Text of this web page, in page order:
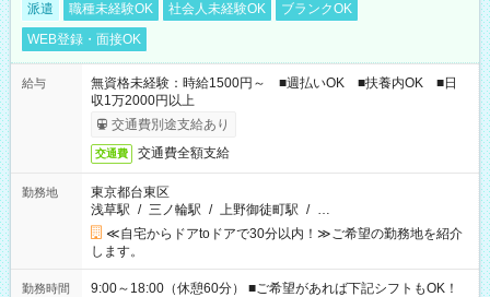
派遣 職種未経験OK 社会人未経験OK
ブランクOK
WEB登録・面接OK
給与
無資格未経験：時給1500円～ ■週払いOK ■扶養内OK ■日
収1万2000円以上
交通費別途支給あり
交通費 交通費全額支給
勤務地
東京都台東区
浅草駅 / 三ノ輪駅 / 上野御徒町駅 / …
≪自宅からドアtoドアで30分以内！≫ご希望の勤務地を紹介
します。
勤務時間
9:00～18:00（休憩60分） ■ご希望があれば下記シフトもOK！